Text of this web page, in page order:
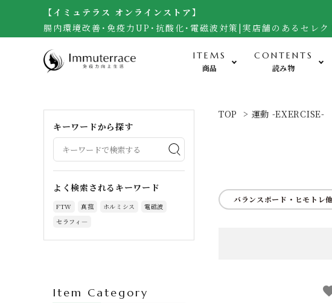
【イミュテラス オンラインストア】
腸内環境改善･免疫力UP･抗酸化･電磁波対策|実店舗のあるセレク
ITEMS
商品
食-Food-
米・雑穀（自然栽培玄米）
無農薬野菜・黒千石大豆
調味料（自然栽培味噌、醤油他）
加工食品（梅干し）
サプリメント・生食ドリーム
お菓子・宇宙煎餅
運動-
CONTENTS
読み物
TOP > 運動 -EXERCISE-
バランスボード・ヒモトレ他
キーワードから探す
よく検索されるキーワード
FTW 真菰 ホルミシス
電磁波
セラフィ―
Item Category